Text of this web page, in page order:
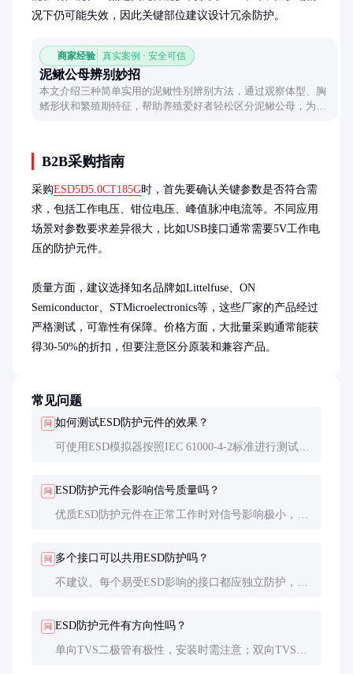
况下仍可能失效，因此关键部位建议设计冗余防护。
商家经验 真实案例 · 安全可信
泥鳅公母辨别妙招
本文介绍三种简单实用的泥鳅性别辨别方法，通过观察体型、胸
鳍形状和繁殖期特征，帮助养殖爱好者轻松区分泥鳅公母，为科
B2B采购指南
采购ESD5D5.0CT185G时，首先要确认关键参数是否符合需
求，包括工作电压、钳位电压、峰值脉冲电流等。不同应用
场景对参数要求差异很大，比如USB接口通常需要5V工作电
压的防护元件。
质量方面，建议选择知名品牌如Littelfuse、ON
Semiconductor、STMicroelectronics等，这些厂家的产品经过
严格测试，可靠性有保障。价格方面，大批量采购通常能获
得30-50%的折扣，但要注意区分原装和兼容产品。
常见问题
问 如何测试ESD防护元件的效果？
可使用ESD模拟器按照IEC 61000-4-2标准进行测试，
问 ESD防护元件会影响信号质量吗？
优质ESD防护元件在正常工作时对信号影响极小，其
问 多个接口可以共用ESD防护吗？
不建议。每个易受ESD影响的接口都应独立防护，共
问 ESD防护元件有方向性吗？
单向TVS二极管有极性，安装时需注意；双向TVS二